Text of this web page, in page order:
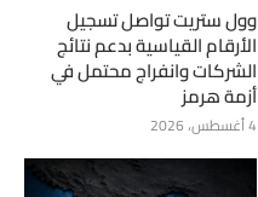
وول ستريت تواصل تسجيل
الأرقام القياسية بدعم نتائج
الشركات وانفراج محتمل في
أزمة هرمز
4 أغسطس، 2026